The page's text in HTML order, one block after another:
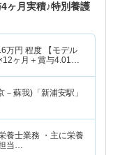
ヶ月実積♪特別養護
万円 程度 【モデル
ヶ月＋賞与4.01ヶ
－蘇我)「新浦安駅」
養士業務 ・主に栄養
当…